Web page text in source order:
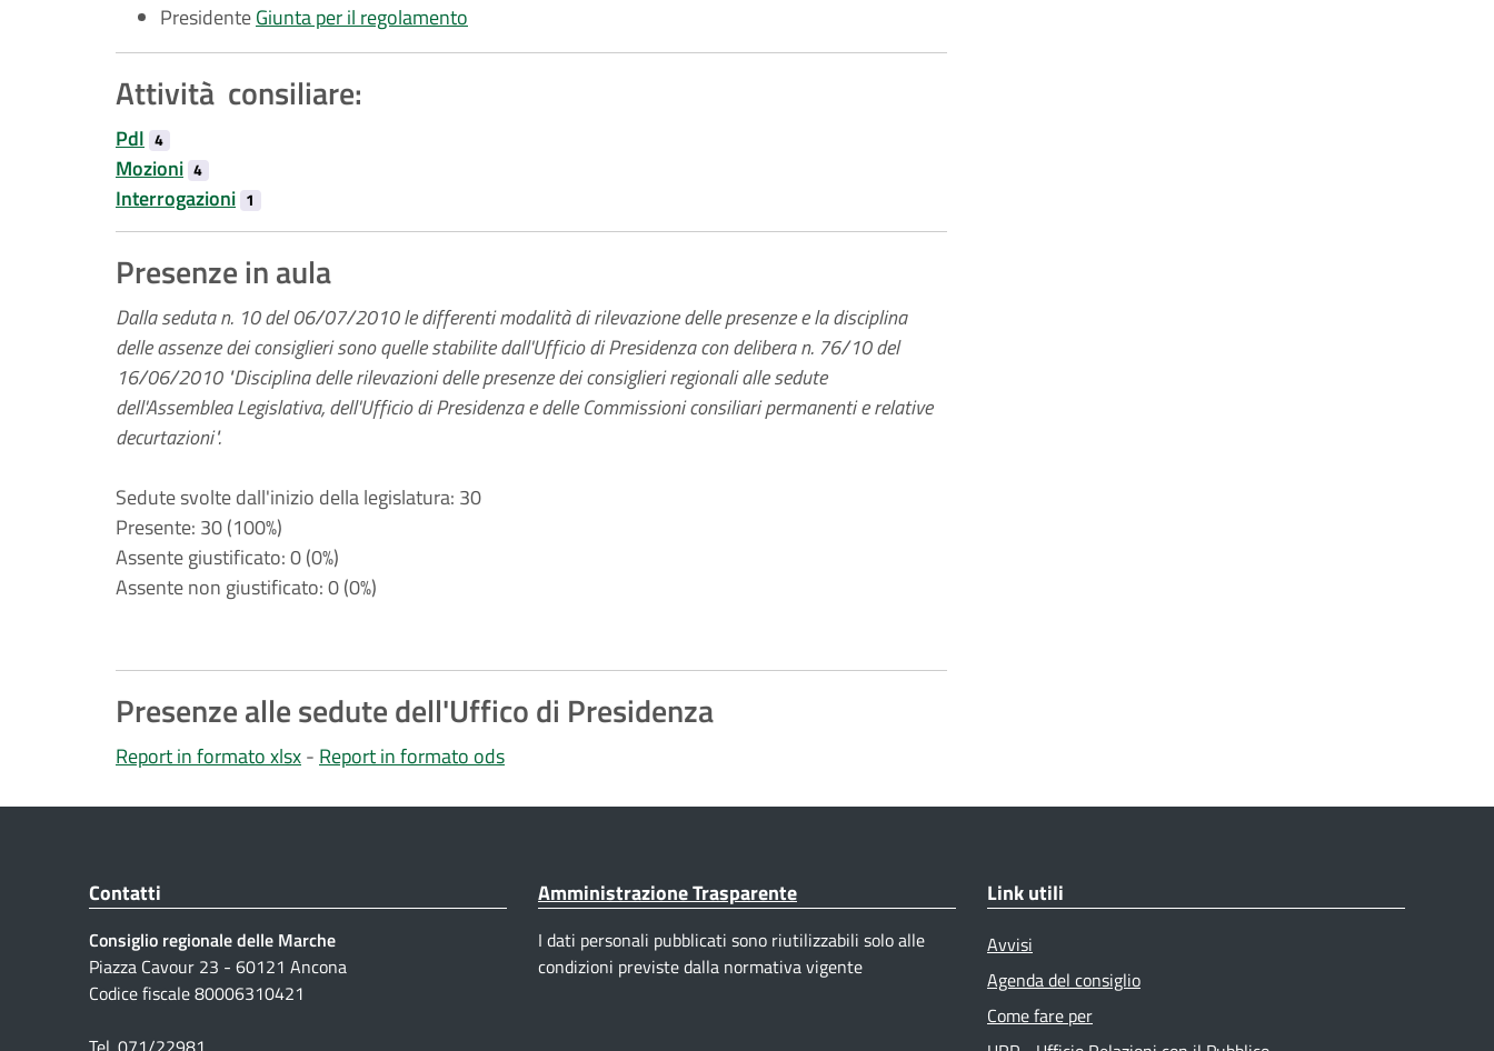
PresidenteGiunta per il regolamento
Attività consiliare:
Pdl 4
Mozioni 4
Interrogazioni 1
Presenze in aula
Dalla seduta n. 10 del 06/07/2010 le differenti modalità di rilevazione delle presenze e la disciplina
delle assenze dei consiglieri sono quelle stabilite dall'Ufficio di Presidenza con delibera n. 76/10 del
16/06/2010 "Disciplina delle rilevazioni delle presenze dei consiglieri regionali alle sedute
dell'Assemblea Legislativa, dell'Ufficio di Presidenza e delle Commissioni consiliari permanenti e relative
decurtazioni".
Sedute svolte dall'inizio della legislatura: 30
Presente: 30 (100%)
Assente giustificato: 0 (0%)
Assente non giustificato: 0 (0%)
Presenze alle sedute dell'Uffico di Presidenza
Report in formato xlsx- Report in formato ods
Contatti
Consiglio regionale delle Marche
Piazza Cavour 23 - 60121 Ancona
Codice fiscale 80006310421
Amministrazione Trasparente
I dati personali pubblicati sono riutilizzabili solo alle
condizioni previste dalla normativa vigente
Link utili
Avvisi
Agenda del consiglio
Come fare per